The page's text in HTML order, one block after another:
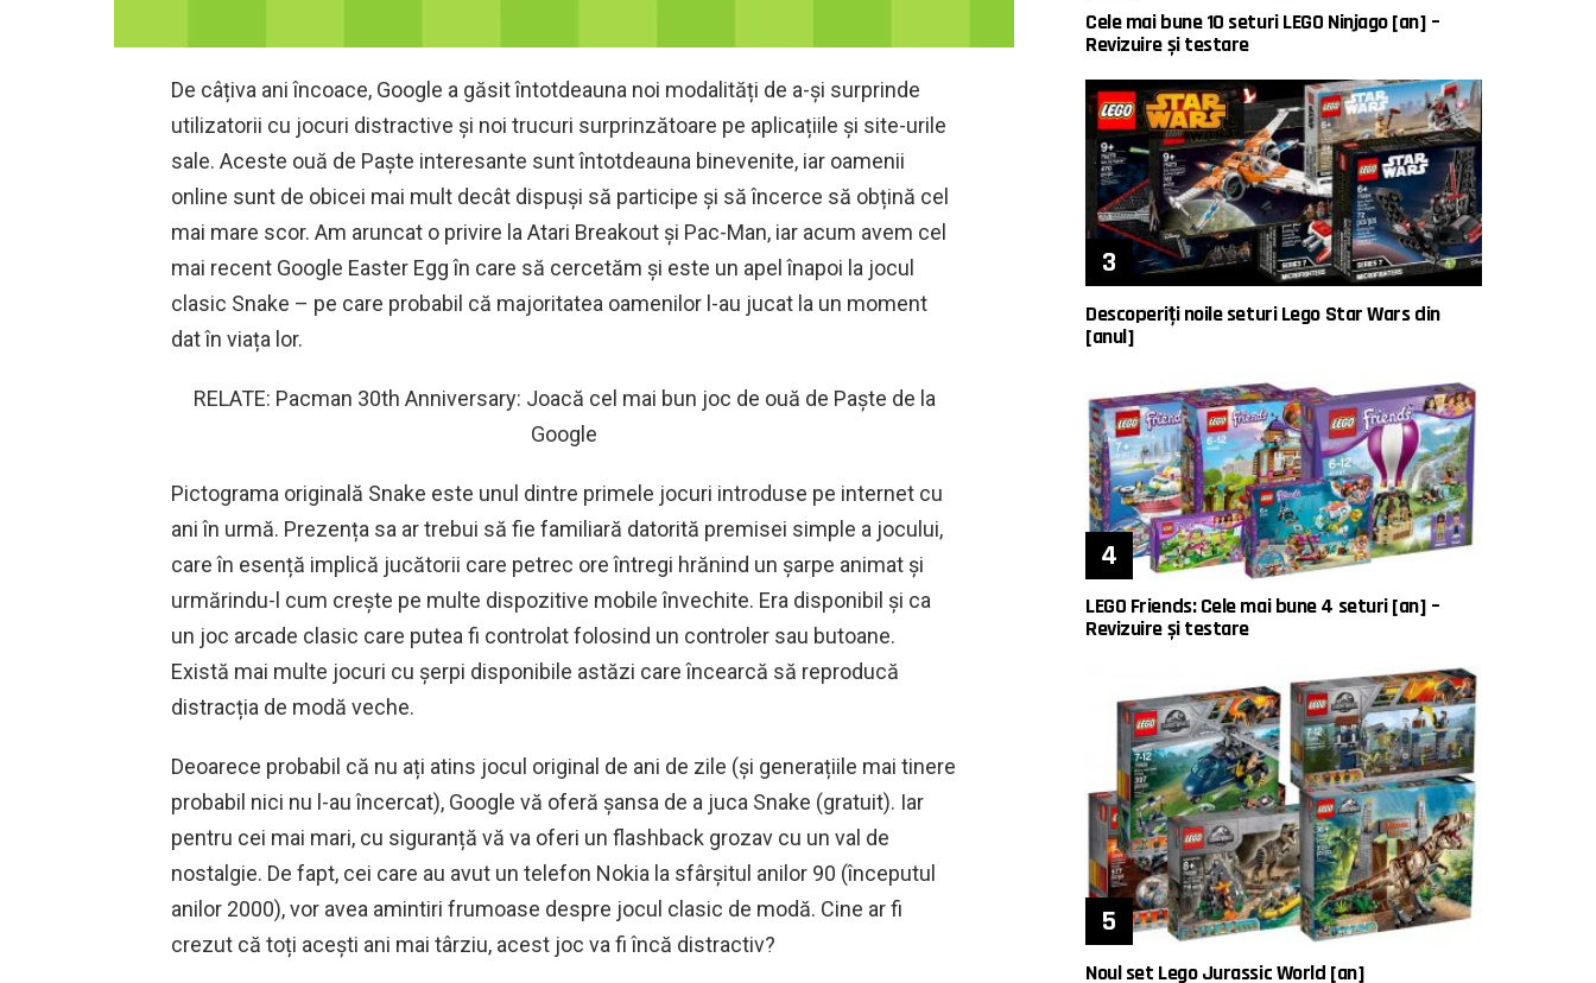
De câțiva ani încoace, Google a găsit întotdeauna noi modalități de a-și surprinde
utilizatorii cu jocuri distractive și noi trucuri surprinzătoare pe aplicațiile și site-urile
sale. Aceste ouă de Paște interesante sunt întotdeauna binevenite, iar oamenii
online sunt de obicei mai mult decât dispuși să participe și să încerce să obțină cel
mai mare scor. Am aruncat o privire la Atari Breakout și Pac-Man, iar acum avem cel
mai recent Google Easter Egg în care să cercetăm și este un apel înapoi la jocul
clasic Snake – pe care probabil că majoritatea oamenilor l-au jucat la un moment
dat în viața lor.
RELATE: Pacman 30th Anniversary: ​​​​Joacă cel mai bun joc de ouă de Paște de la
Google
Pictograma originală Snake este unul dintre primele jocuri introduse pe internet cu
ani în urmă. Prezența sa ar trebui să fie familiară datorită premisei simple a jocului,
care în esență implică jucătorii care petrec ore întregi hrănind un șarpe animat și
urmărindu-l cum crește pe multe dispozitive mobile învechite. Era disponibil și ca
un joc arcade clasic care putea fi controlat folosind un controler sau butoane.
Există mai multe jocuri cu șerpi disponibile astăzi care încearcă să reproducă
distracția de modă veche.
Deoarece probabil că nu ați atins jocul original de ani de zile (și generațiile mai tinere
probabil nici nu l-au încercat), Google vă oferă șansa de a juca Snake (gratuit). Iar
pentru cei mai mari, cu siguranță vă va oferi un flashback grozav cu un val de
nostalgie. De fapt, cei care au avut un telefon Nokia la sfârșitul anilor 90 (începutul
anilor 2000), vor avea amintiri frumoase despre jocul clasic de modă. Cine ar fi
crezut că toți acești ani mai târziu, acest joc va fi încă distractiv?
Cele mai bune 10 seturi LEGO Ninjago [an] –
Revizuire și testare
Descoperiți noile seturi Lego Star Wars din
[anul]
LEGO Friends: Cele mai bune 4 seturi [an] –
Revizuire și testare
Noul set Lego Jurassic World [an]